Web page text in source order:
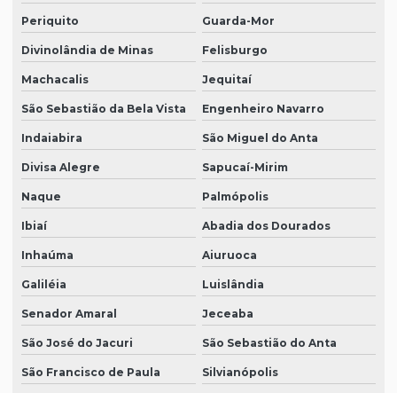
Periquito Guarda-Mor
Divinolândia de Minas Felisburgo
Machacalis Jequitaí
São Sebastião da Bela Vista Engenheiro Navarro
Indaiabira São Miguel do Anta
Divisa Alegre Sapucaí-Mirim
Naque Palmópolis
Ibiaí Abadia dos Dourados
Inhaúma Aiuruoca
Galiléia Luislândia
Senador Amaral Jeceaba
São José do Jacuri São Sebastião do Anta
São Francisco de Paula Silvianópolis